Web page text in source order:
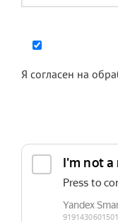
Я согласен на